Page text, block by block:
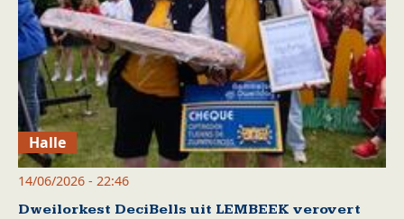
Halle
14/06/2026 - 22:46
Dweilorkest DeciBells uit LEMBEEK verovert